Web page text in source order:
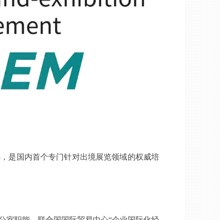
是国内首个专门针对出境展览领域的权威培